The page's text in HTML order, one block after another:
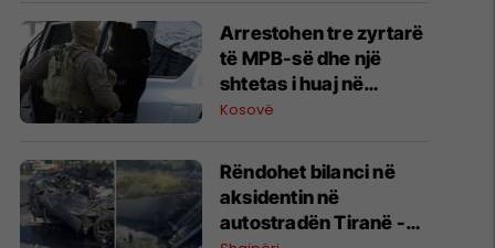
Arrestohen tre zyrtarë
të MPB-së dhe një
shtetas i huaj në
aksionin e Policisë dhe
Kosovë
​Rëndohet bilanci në
aksidentin në
autostradën Tiranë -